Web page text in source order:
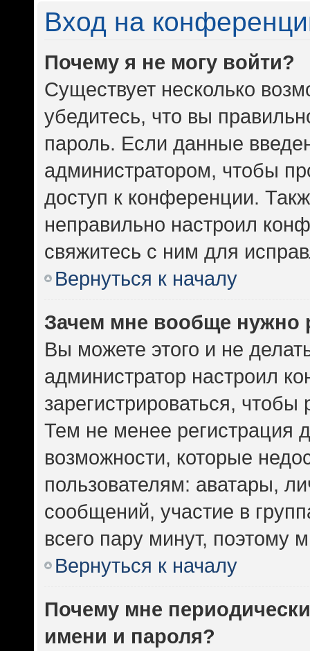
Вход на
Почему я не могу войти?
Существует несколько
убедитесь, что вы
пароль. Если данные
администратором, чтобы
доступ к конференции.
неправильно настроил
свяжитесь с ним для
Вернуться к началу
Зачем мне вообще нужно
Вы можете этого и не
администратор настроил
зарегистрироваться,
Тем не менее регистрация
возможности, которые
пользователям: аватары,
сообщений, участие в
всего пару минут, поэтому
Вернуться к началу
Почему мне
имени и пароля?